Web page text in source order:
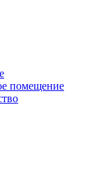
помещение